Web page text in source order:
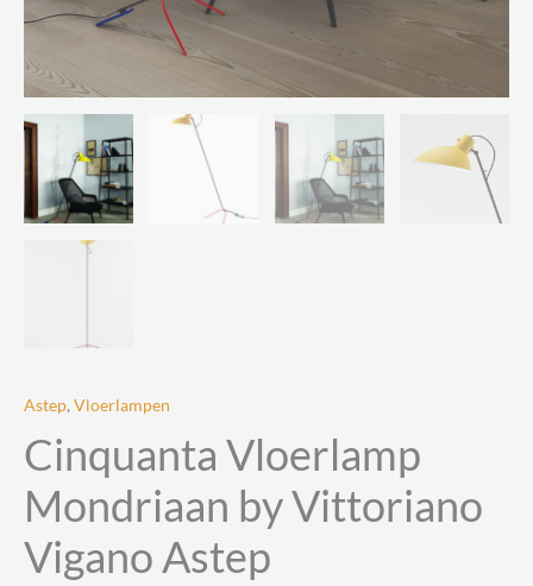
Astep, Vloerlampen
Cinquanta Vloerlamp
Mondriaan by Vittoriano
Vigano Astep